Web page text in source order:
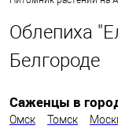
Облепиха
Белгороде
Саженцы в
Омск
Томск